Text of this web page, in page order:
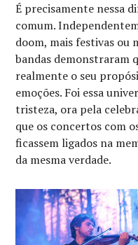
É precisamente nessa
comum.
doom, mais festivas ou
bandas demonstraram
realmente o seu
emoções. Foi essa
tristeza, ora pela
que os concertos com
ficassem ligados na
da mesma verdade.